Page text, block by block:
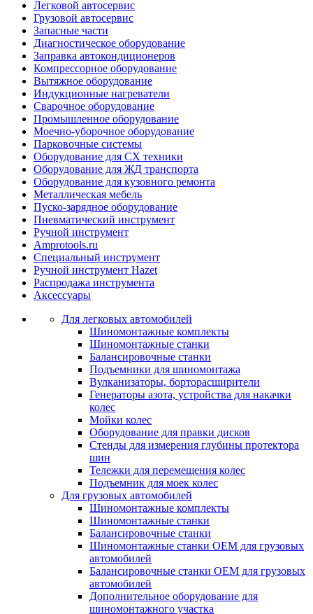
Легковой автосервис
Грузовой автосервис
Запасные части
Диагностическое оборудование
Заправка автокондиционеров
Компрессорное оборудование
Вытяжное оборудование
Индукционные нагреватели
Сварочное оборудование
Промышленное оборудование
Моечно-уборочное оборудование
Парковочные системы
Оборудование для СХ техники
Оборудование для ЖД транспорта
Оборудование для кузовного ремонта
Металлическая мебель
Пуско-зарядное оборудование
Пневматический инструмент
Ручной инструмент
Amprotools.ru
Специальный инструмент
Ручной инструмент Hazet
Распродажа инструмента
Аксессуары
Для легковых автомобилей
Шиномонтажные комплекты
Шиномонтажные станки
Балансировочные станки
Подъемники для шиномонтажа
Вулканизаторы, борторасширители
Генераторы азота, устройства для накачки
колес
Мойки колес
Оборудование для правки дисков
Стенды для измерения глубины протектора
шин
Тележки для перемещения колес
Подъемник для моек колеc
Для грузовых автомобилей
Шиномонтажные комплекты
Шиномонтажные станки
Балансировочные станки
Шиномонтажные станки ОЕМ для грузовых
автомобилей
Балансировочные станки ОЕМ для грузовых
автомобилей
Дополнительное оборудование для
шиномонтажного участка